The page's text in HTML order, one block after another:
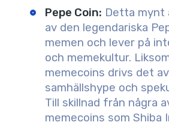
Pepe Coin: Detta mynt
av den legendariska
memen och lever på
och memekultur.
memecoins drivs det av
samhällshype och
Till skillnad från några
memecoins som Shiba